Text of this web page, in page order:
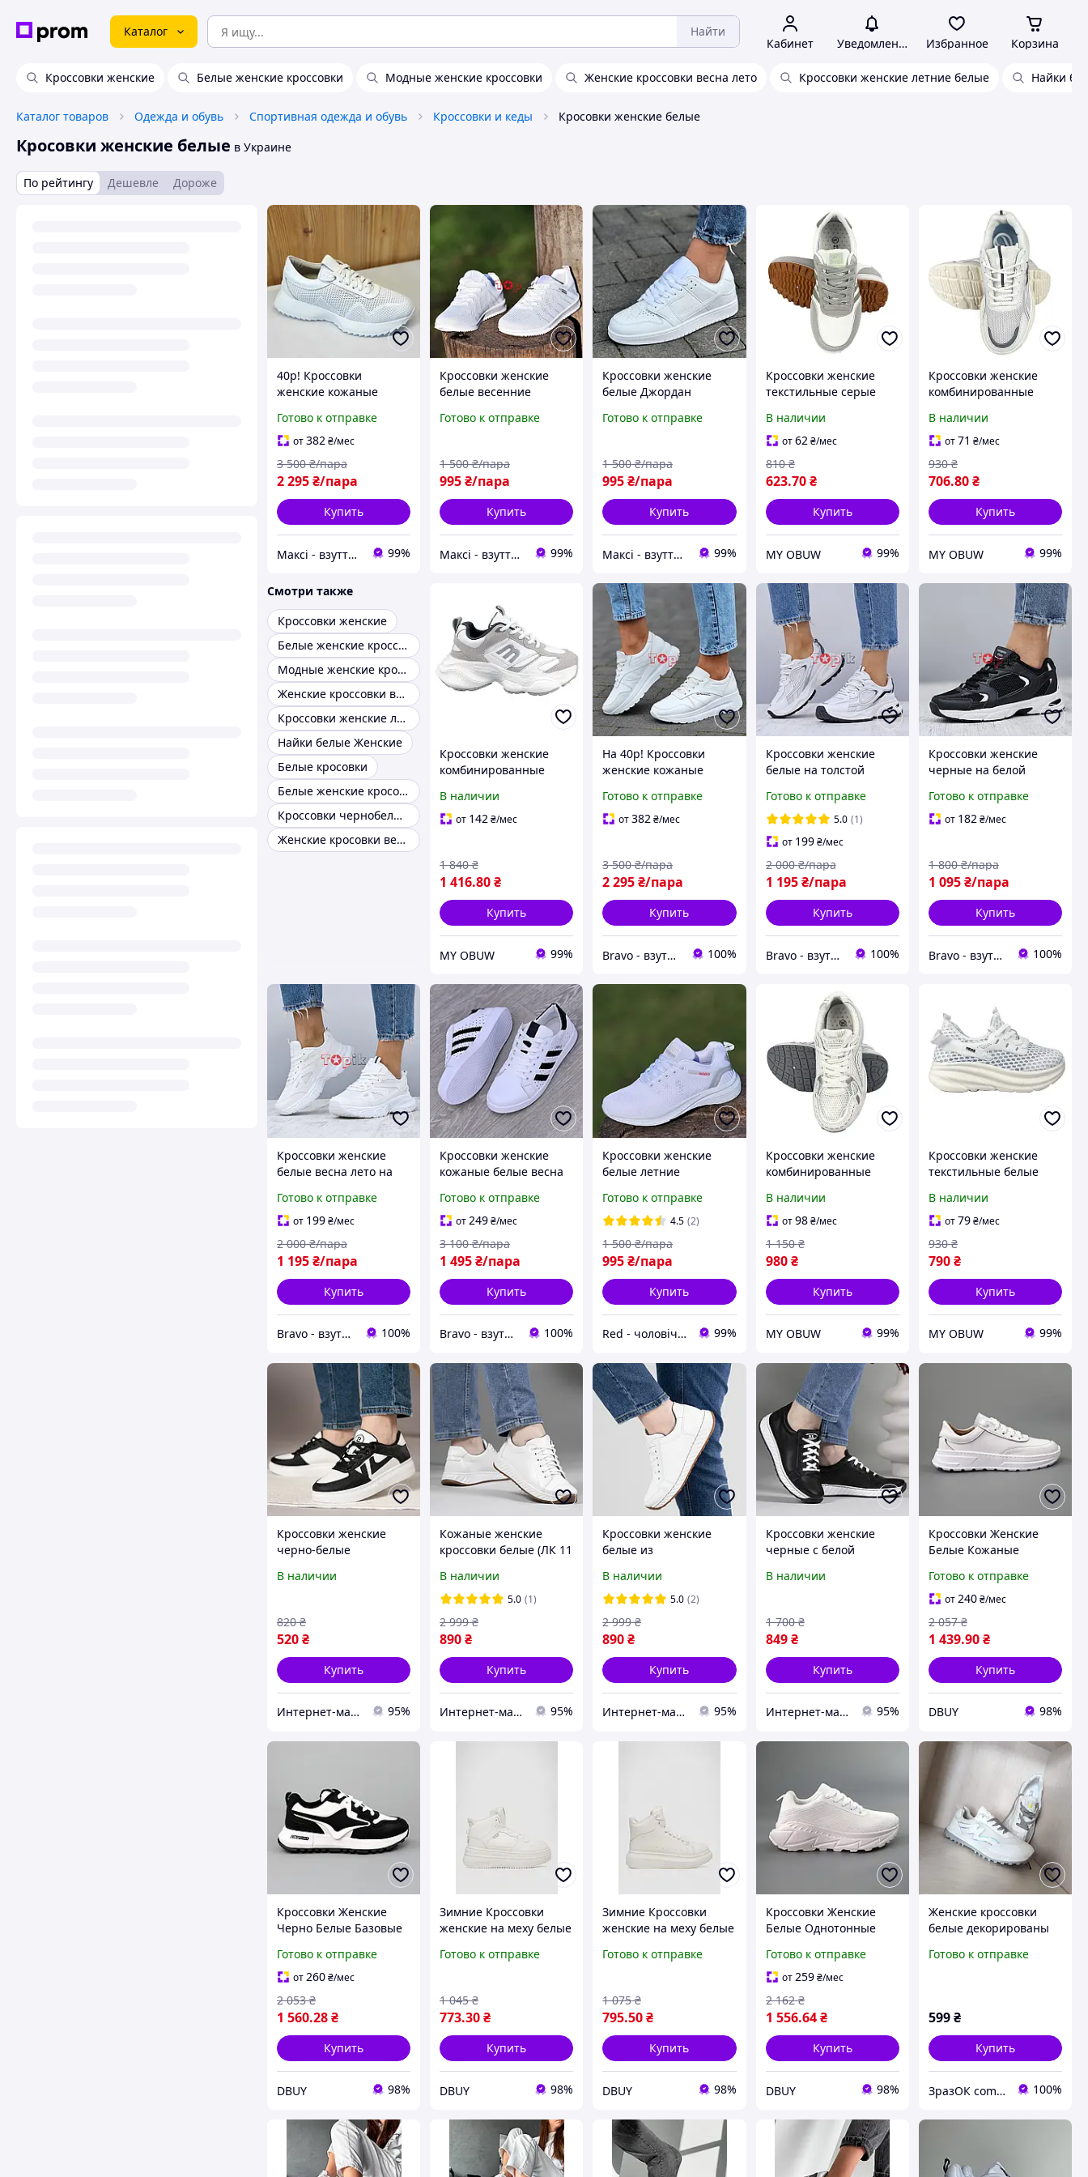
Каталог Найти
Кабинет Уведомления Избранное Корзина
Кроссовки женские Белые женские кроссовки Модные женские кроссовки Женские кроссовки весна лето Кроссовки женские летние белые Найки
Каталог товаров Одежда и обувь Спортивная одежда и обувь Кроссовки и кеды Кросовки женские белые
Кросовки женские белые в Украине
По рейтингу Дешевле Дороже
40р! Кроссовки
женские кожаные
перфорированые на
высокой подошве (Код:
М3182)
Готово к отправке
от382₴/мес
2 295₴/пара
3 500 ₴/пара
Купить
Максі - взуття зі знижками! 99%
Кроссовки женские
белые весенние
Кросівки жіночі білі
М3135)
Готово к отправке
995₴/пара
1 500 ₴/пара
Купить
Максі - взуття зі знижками! 99%
Кроссовки женские
белые Джордан
жіночі білі Джордан
Готово к отправке
995₴/пара
1 500 ₴/пара
Купить
Максі - взуття зі знижками! 99%
Кроссовки женские
текстильные серые
В наличии
от62 ₴/мес
623.70 ₴
810 ₴
Купить
MY OBUW 99%
Кроссовки женские
комбинированные
В наличии
от71 ₴/мес
706.80₴
930 ₴
Купить
MY OBUW 99%
Смотри также
Кроссовки женские
Белые женские кроссовки
Модные женские кроссовки
Женские кроссовки весна лето
Кроссовки женские летние белые
Найки белые Женские
Белые кросовки
Белые женские кросовки 39
Кроссовки чернобелые женские
Женские кросовки весна
Кроссовки женские
комбинированные
В наличии
от 142₴/мес
1 416.80₴
1 840 ₴
Купить
MY OBUW 99%
На 40р! Кроссовки
женские кожаные
(Код: Б3185)
Готово к отправке
от382₴/мес
2 295₴/пара
3 500 ₴/пара
Купить
Bravo - взуття зі знижками! 100%
Кроссовки женские
белые на толстой
Готово к отправке
5.0 (1)
от 199 ₴/мес
1 195 ₴/пара
2 000 ₴/пара
Купить
Bravo - взуття зі знижками! 100%
Кроссовки женские
черные на белой
Готово к отправке
от 182₴/мес
1 095₴/пара
1 800 ₴/пара
Купить
Bravo - взуття зі знижками! 100%
Кроссовки женские
белые весна лето на
Б3347)
Готово к отправке
от 199₴/мес
1 195₴/пара
2 000 ₴/пара
Купить
Bravo - взуття зі знижками! 100%
Кроссовки женские
кожаные белые весна
Готово к отправке
от249₴/мес
1 495₴/пара
3 100 ₴/пара
Купить
Bravo - взуття зі знижками! 100%
Кроссовки женские
белые летние
Кросівки жіночі білі
літні текстильні сітка
Готово к отправке
4.5 (2)
995₴/пара
1 500 ₴/пара
Купить
Red - чоловіче, жіноче взуття 99%
Кроссовки женские
комбинированные
В наличии
от98 ₴/мес
980 ₴
1 150 ₴
Купить
MY OBUW 99%
Кроссовки женские
текстильные белые
В наличии
от79₴/мес
790₴
930 ₴
Купить
MY OBUW 99%
Кроссовки женские
черно-белые
В наличии
520₴
820 ₴
Купить
Интернет-магазин дешевой обуви 95%
Кожаные женские
кроссовки белые (ЛК 11
В наличии
5.0 (1)
890₴
2 999 ₴
Купить
Интернет-магазин дешевой обуви 95%
Кроссовки женские
белые из
13 б)
В наличии
5.0 (2)
890₴
2 999 ₴
Купить
Интернет-магазин дешевой обуви 95%
Кроссовки женские
черные с белой
В наличии
849 ₴
1 700 ₴
Купить
Интернет-магазин дешевой обуви 95%
Кроссовки Женские
Белые Кожаные
DBUY Кросівки Жіночі
Білі Шкіряні Базові На
Кожен День
Готово к отправке
от240₴/мес
1 439.90₴
2 057 ₴
Купить
DBUY 98%
Кроссовки Женские
Черно Белые Базовые
Кросівки Жіночі Чорно
Білі Базові Демісезонні
Готово к отправке
от260₴/мес
1 560.28₴
2 053 ₴
Купить
DBUY 98%
Зимние Кроссовки
женские на меху белые
спортивные DBUY
на хутрі білі однотонні
спортивні
Готово к отправке
773.30₴
1 045 ₴
Купить
DBUY 98%
Зимние Кроссовки
женские на меху белые
утепленные DBUY
на хутрі білі однотонні
утеплені
Готово к отправке
795.50₴
1 075 ₴
Купить
DBUY 98%
Кроссовки Женские
Белые Однотонные
DBUY Кросівки Жіночі
Білі Однотонні
Спортивні Базові
Готово к отправке
от259 ₴/мес
1 556.64 ₴
2 162 ₴
Купить
DBUY 98%
Женские кроссовки
белые декорированы
экокожа текстиль сетка
Готово к отправке
599₴
Купить
ЗразОК com.ua 100%